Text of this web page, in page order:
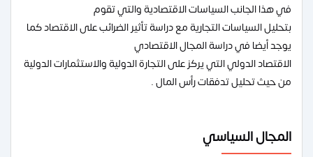
في هذا الجانب السياسات الاقتصادية والتي تقوم
بتحليل السياسات التجارية مع دراسة تأثير الضرائب على الاقتصاد كما
يوجد أيضا في دراسة المجال الاقتصادي
الاقتصاد الدولي التي يركز على التجارة الدولية والاستثمارات الدولية
من حيث تحليل تدفقات رأس المال .
المجال السياسي